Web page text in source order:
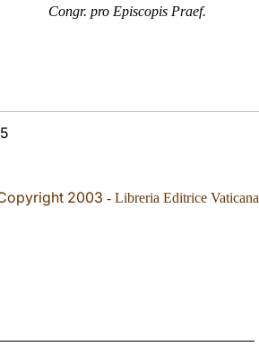
Congr. pro Episcopis Praef.
2003 - Libreria Editrice Vaticana